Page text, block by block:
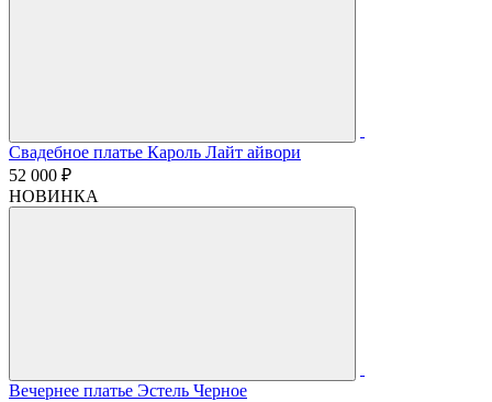
Свадебное платье Кароль Лайт айвори
52 000 ₽
НОВИНКА
Вечернее платье Эстель Черное